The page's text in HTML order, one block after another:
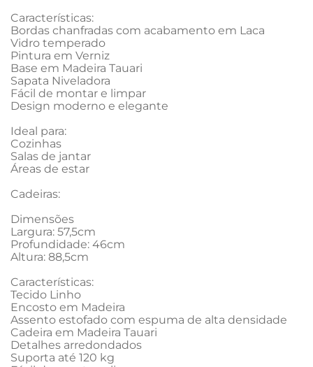
Características:
Bordas chanfradas com acabamento em Laca
Vidro temperado
Pintura em Verniz
Base em Madeira Tauari
Sapata Niveladora
Fácil de montar e limpar
Design moderno e elegante
Ideal para:
Cozinhas
Salas de jantar
Áreas de estar
Cadeiras:
Dimensões
Largura: 57,5cm
Profundidade: 46cm
Altura: 88,5cm
Características:
Tecido Linho
Encosto em Madeira
Assento estofado com espuma de alta densidade
Cadeira em Madeira Tauari
Detalhes arredondados
Suporta até 120 kg